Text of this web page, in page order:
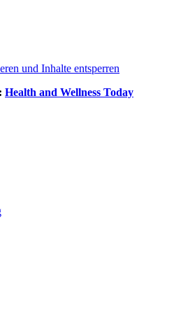
und Inhalte entsperren
Health and Wellness Today